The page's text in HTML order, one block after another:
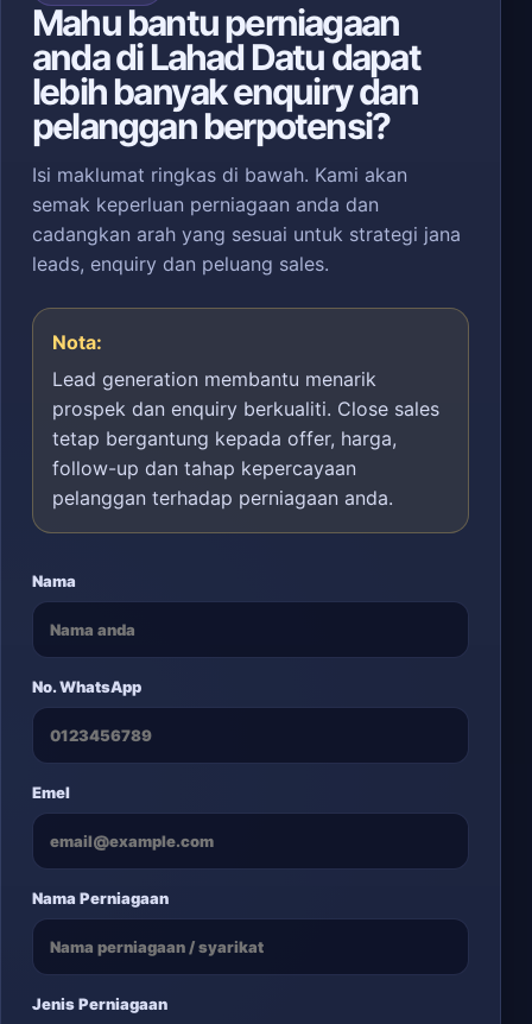
Mahu bantu perniagaan
anda di Lahad Datu dapat
lebih banyak enquiry dan
pelanggan berpotensi?
Isi maklumat ringkas di bawah. Kami akan
semak keperluan perniagaan anda dan
cadangkan arah yang sesuai untuk strategi jana
leads, enquiry dan peluang sales.
Nota:
Lead generation membantu menarik
prospek dan enquiry berkualiti. Close sales
tetap bergantung kepada offer, harga,
follow-up dan tahap kepercayaan
pelanggan terhadap perniagaan anda.
Nama
No. WhatsApp
Emel
Nama Perniagaan
Jenis Perniagaan